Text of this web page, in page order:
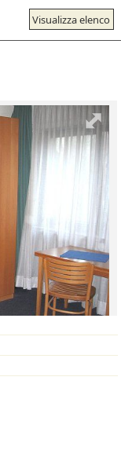
Visualizza elenco